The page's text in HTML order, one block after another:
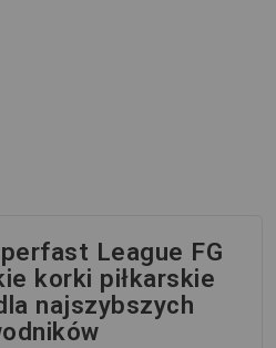
League FG
korki piłkarskie
najszybszych